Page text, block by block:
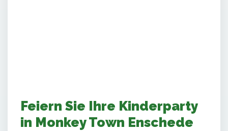
Feiern Sie Ihre Kinderparty
in Monkey Town Enschede